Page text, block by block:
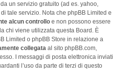
un servizio gratuito (ad es. yahoo,
tale servizio. Nota che phpBB Limited e
alcun controllo e non possono essere
chi viene utilizzata questa Board. È
Limited o phpBB Store in relazione a
collegata al sito phpBB.com,
I messaggi di posta elettronica inviati
l’uso da parte di terzi di questo